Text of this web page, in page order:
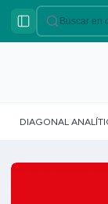
VÉRTICES
DIAGONAL